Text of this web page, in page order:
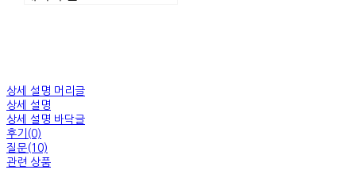
상세 설명 머리글
상세 설명
상세 설명 바닥글
후기(0)
질문(10)
관련 상품